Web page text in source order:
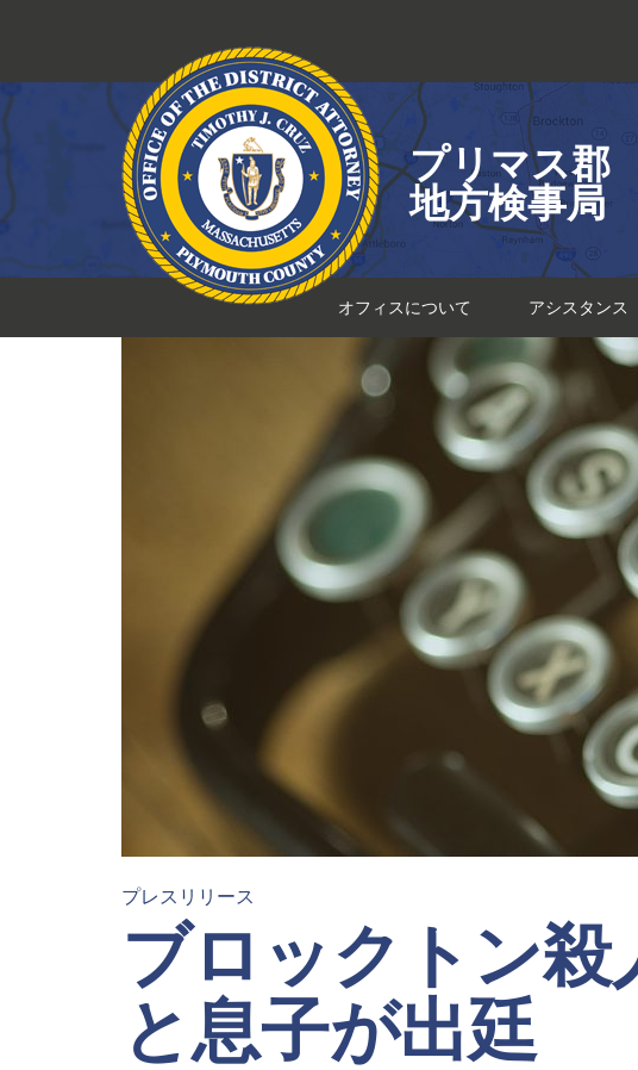
ン
ツ
ス
キ
プリマス郡
地方検事局
オフィスについて アシスタンス
プレスリリース
ブロックトン殺
と息子が出廷